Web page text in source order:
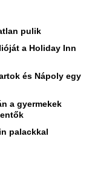
pulik
a Holiday Inn
és Nápoly egy
a gyermekek
palackkal